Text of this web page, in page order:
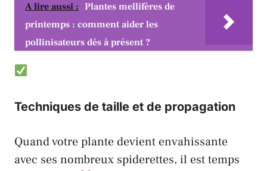
A lire aussi : Plantes mellifères de
printemps : comment aider les
pollinisateurs dès à présent ?
Techniques de taille et de propagation
Quand votre plante devient envahissante
avec ses nombreux spiderettes, il est temps